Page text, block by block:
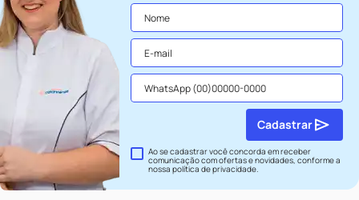
Ao se cadastrar você concorda em receber
comunicação com ofertas e novidades, conforme a
nossapolítica de privacidade.
Cadastrar